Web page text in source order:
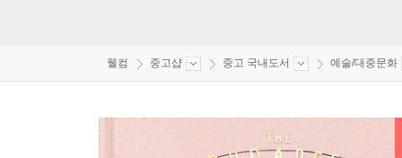
웰컴 중고샵 중고 국내도서 예술/대중문화